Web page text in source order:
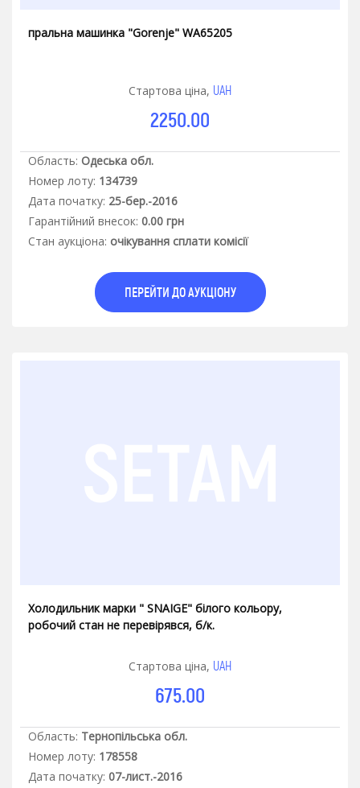
пральна машинка "Gorenje" WA65205
Стартова ціна, UAH
2250.00
Область: Одеська обл.
Номер лоту: 134739
Дата початку: 25-бер.-2016
Гарантiйний внесок: 0.00 грн
Стан аукцiона: очікування сплати комісії
ПЕРЕЙТИ ДО АУКЦІОНУ
Холодильник марки " SNAIGE" білого кольору,
робочий стан не перевірявся, б/к.
Стартова ціна, UAH
675.00
Область: Тернопільська обл.
Номер лоту: 178558
Дата початку: 07-лист.-2016